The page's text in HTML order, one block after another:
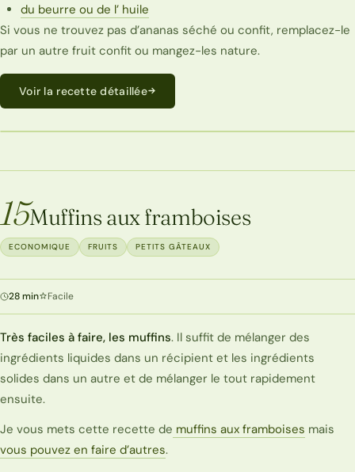
du beurre ou de l’ huile
Si vous ne trouvez pas d’ananas séché ou confit, remplacez-le
par un autre fruit confit ou mangez-les nature.
Voir la recette détaillée
15Muffins aux framboises
ECONOMIQUE FRUITS PETITS GÂTEAUX
28 min Facile
Très faciles à faire, les muffins. Il suffit de mélanger des
ingrédients liquides dans un récipient et les ingrédients
solides dans un autre et de mélanger le tout rapidement
ensuite.
Je vous mets cette recette de muffins aux framboises mais
vous pouvez en faire d’autres.